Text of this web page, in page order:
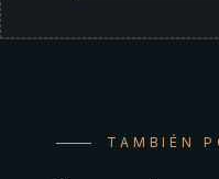
TAMBIÉN